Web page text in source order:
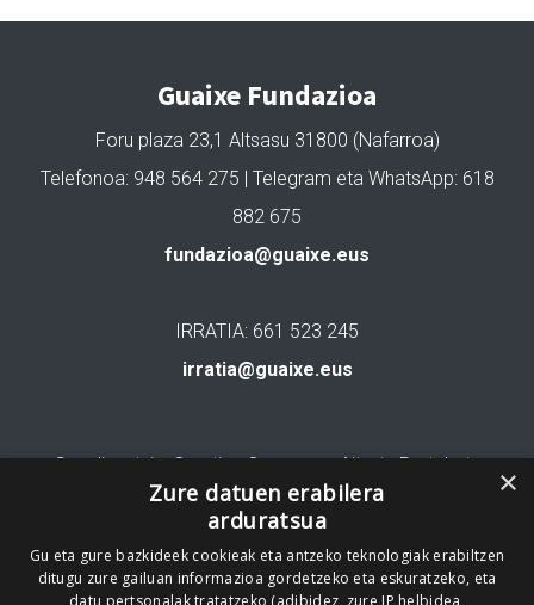
Guaixe Fundazioa
Foru plaza 23,1 Altsasu 31800 (Nafarroa)
Telefonoa: 948 564 275 | Telegram eta WhatsApp: 618
882 675
fundazioa@guaixe.eus
IRRATIA: 661 523 245
irratia@guaixe.eus
Gure lizentzia: Creative Commons Aitortu Partekatu
Codesyntaxek garatua
×
Zure datuen erabilera
arduratsua
Gu eta gure bazkideek cookieak eta antzeko teknologiak erabiltzen
ditugu zure gailuan informazioa gordetzeko eta eskuratzeko, eta
datu pertsonalak tratatzeko (adibidez, zure IP helbidea,